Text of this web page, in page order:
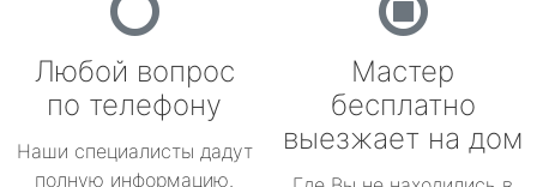
Любой вопрос
по телефону
Наши специалисты дадут
полную информацию.
Мастер
бесплатно
выезжает на дом